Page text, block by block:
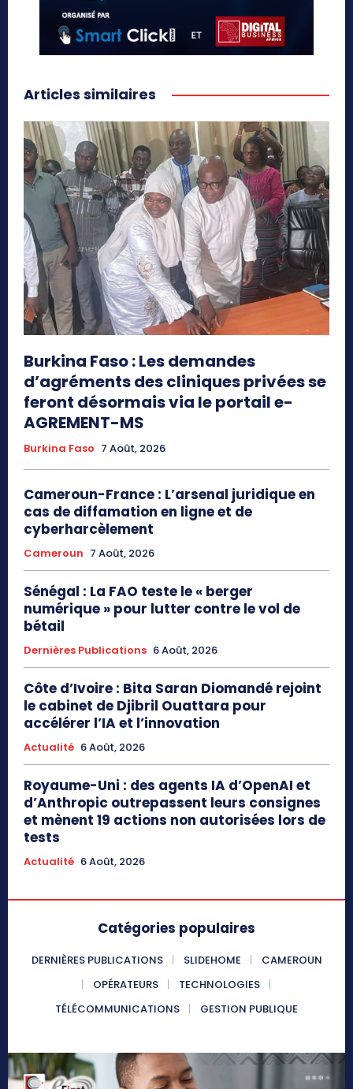
Articles similaires
Burkina Faso : Les demandes
d’agréments des cliniques privées se
feront désormais via le portail e-
AGREMENT-MS
Burkina Faso 7 Août, 2026
Cameroun-France : L’arsenal juridique en
cas de diffamation en ligne et de
cyberharcèlement
Cameroun 7 Août, 2026
Sénégal : La FAO teste le « berger
numérique » pour lutter contre le vol de
bétail
Dernières Publications 6 Août, 2026
Côte d’Ivoire : Bita Saran Diomandé rejoint
le cabinet de Djibril Ouattara pour
accélérer l’IA et l’innovation
Actualité 6 Août, 2026
Royaume-Uni : des agents IA d’OpenAI et
d’Anthropic outrepassent leurs consignes
et mènent 19 actions non autorisées lors de
tests
Actualité 6 Août, 2026
Catégories populaires
DERNIÈRES PUBLICATIONS SLIDEHOME
CAMEROUN
OPÉRATEURS
TECHNOLOGIES
TÉLÉCOMMUNICATIONS
GESTION PUBLIQUE